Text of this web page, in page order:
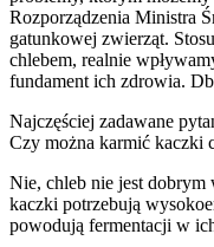
Rozporządzenia Ministra
gatunkowej zwierząt.
chlebem, realnie
fundament ich zdrowia.
Najczęściej zadawane
Czy można karmić kaczki
Nie, chleb nie jest dobrym
kaczki potrzebują
powodują fermentacji w